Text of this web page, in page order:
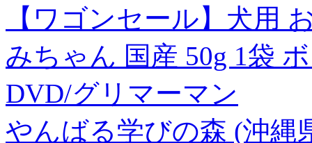
【ワゴンセール】犬用
みちゃん 国産 50g 1袋
DVD/グリマーマン
やんばる学びの森 (沖縄